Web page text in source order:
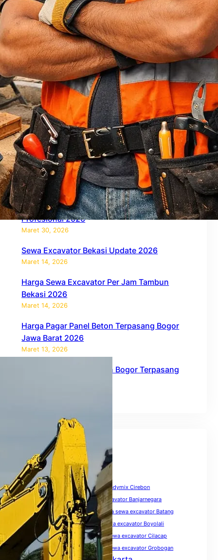
Jasa Bore Pile
Pagar Panel Beton
Sewa Alat Berat
Sewa Crane
Sewa Excavator
Sewa Excavator
Sewa Forklift
U Ditch Beton
Uncategorized
Recent Posts
Jasa Tukang Bangun Rumah Majalengka
Profesional 2026
Maret 30, 2026
Sewa Excavator Bekasi Update 2026
Maret 14, 2026
Harga Sewa Excavator Per Jam Tambun
Bekasi 2026
Maret 14, 2026
Harga Pagar Panel Beton Terpasang Bogor
Jawa Barat 2026
Maret 13, 2026
Harga Pagar Panel Beton Bogor Terpasang
Tags
biaya sewa excavator
Harga Beton Readymix Cirebon
harga sewa excavator
harga sewa excavator Banjarnegara
harga sewa excavator Banyumas
harga sewa excavator Batang
harga sewa excavator Blora
harga sewa excavator Boyolali
harga sewa excavator Brebes
harga sewa excavator Cilacap
harga sewa excavator Demak
harga sewa excavator Grobogan